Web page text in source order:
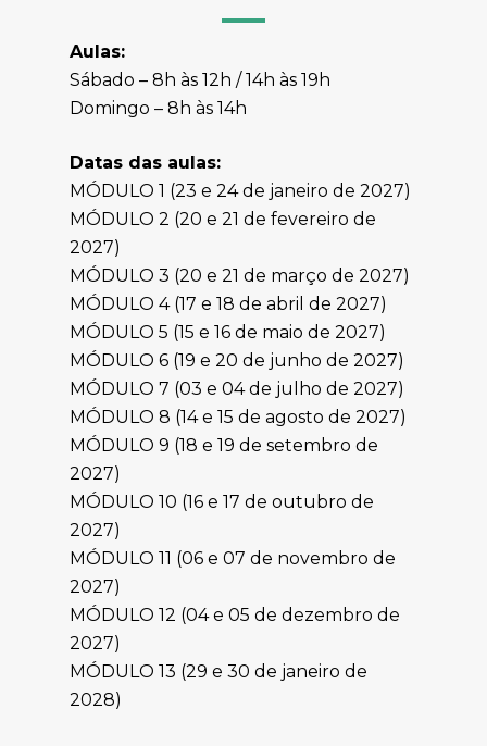
Aulas:
Sábado – 8h às 12h / 14h às 19h
Domingo – 8h às 14h
Datas das aulas:
MÓDULO 1 (23 e 24 de janeiro de 2027)
MÓDULO 2 (20 e 21 de fevereiro de
2027)
MÓDULO 3 (20 e 21 de março de 2027)
MÓDULO 4 (17 e 18 de abril de 2027)
MÓDULO 5 (15 e 16 de maio de 2027)
MÓDULO 6 (19 e 20 de junho de 2027)
MÓDULO 7 (03 e 04 de julho de 2027)
MÓDULO 8 (14 e 15 de agosto de 2027)
MÓDULO 9 (18 e 19 de setembro de
2027)
MÓDULO 10 (16 e 17 de outubro de
2027)
MÓDULO 11 (06 e 07 de novembro de
2027)
MÓDULO 12 (04 e 05 de dezembro de
2027)
MÓDULO 13 (29 e 30 de janeiro de
2028)